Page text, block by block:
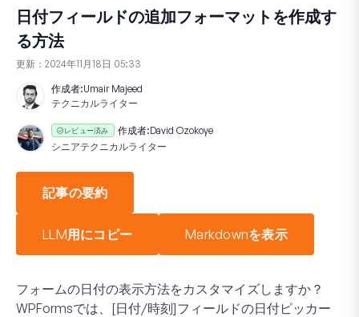
日付フィールドの追加フォーマットを作成す
る方法
更新： 2024年11月18日 05:33
作成者:Umair Majeed
テクニカルライター
レビュー済み 作成者:David Ozokoye
シニアテクニカルライター
記事の要約
LLM用にコピー Markdownを表示
フォームの日付の表示方法をカスタマイズしますか？
WPFormsでは、[日付/時刻]フィールドの日付ピッカー